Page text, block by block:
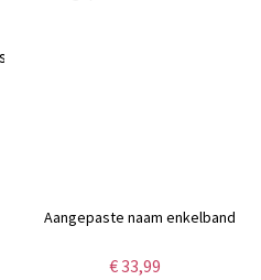
Aangepaste naam enkelband
€ 33,99